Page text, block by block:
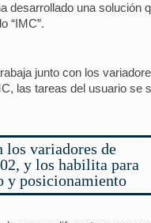
una solución
“IMC”.
junto con los
las tareas del usuario se
los variadores de
y los habilita para
y posicionamiento